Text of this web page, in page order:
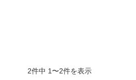
2件中 1〜2件を表示